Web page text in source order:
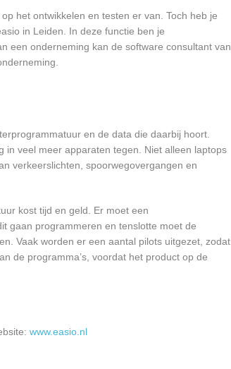
het ontwikkelen en testen er van. Toch heb je
in Leiden. In deze functie ben je
een onderneming kan de software consultant van
en de data die daarbij hoort.
veel meer apparaten tegen. Niet alleen laptops
verkeerslichten, spoorwegovergangen en
kost tijd en geld. Er moet een
gaan programmeren en tenslotte moet de
Vaak worden er een aantal pilots uitgezet, zodat
de programma’s, voordat het product op de
www.easio.nl